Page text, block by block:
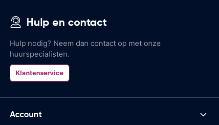
Hulp en contact
Hulp nodig? Neem dan contact op met onze
huurspecialisten.
Klantenservice
Account